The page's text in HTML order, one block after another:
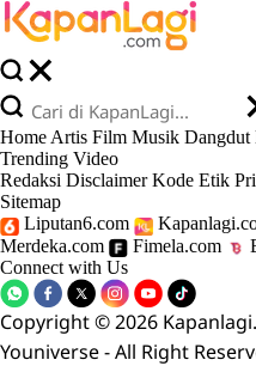
Home Artis Film Musik Dangdut
Trending Video
Redaksi Disclaimer Kode Etik
Sitemap
Liputan6.com
Merdeka.com
Fimela.com
Connect with Us
Copyright © 2026
Youniverse - All Right